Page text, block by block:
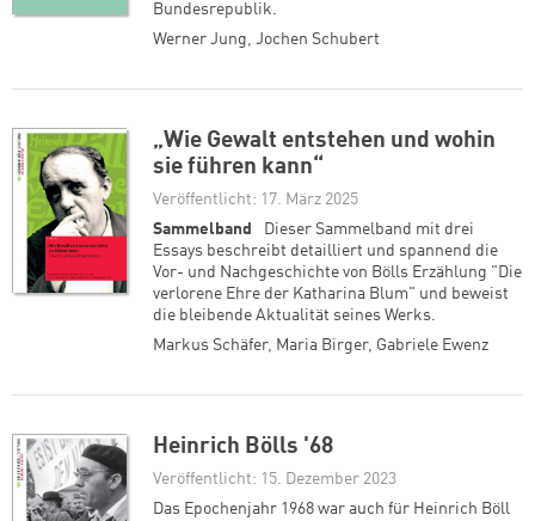
Bundesrepublik.
Werner Jung, Jochen Schubert
„Wie Gewalt entstehen und wohin
sie führen kann“
Veröffentlicht: 17. März 2025
Sammelband
Dieser Sammelband mit drei
Essays beschreibt detailliert und spannend die
Vor- und Nachgeschichte von Bölls Erzählung "Die
verlorene Ehre der Katharina Blum" und beweist
die bleibende Aktualität seines Werks.
Markus Schäfer, Maria Birger, Gabriele Ewenz
Heinrich Bölls '68
Veröffentlicht: 15. Dezember 2023
Das Epochenjahr 1968 war auch für Heinrich Böll